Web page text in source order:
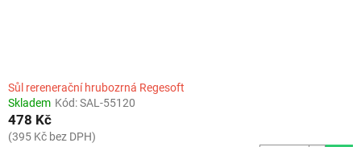
Sůl rerenerační hrubozrná Regesoft
Skladem Kód:SAL-55120
478 Kč
(395 Kč bez DPH)